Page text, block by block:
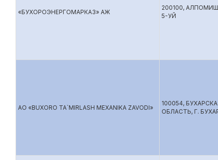
«БУХОРОЭНЕРГОМАРКАЗ» АЖ
200100,
5-УЙ
АО «BUXORO TA`MIRLASH MEXANIKA ZAVODI»
100054,
ОБЛАСТЬ, Г.